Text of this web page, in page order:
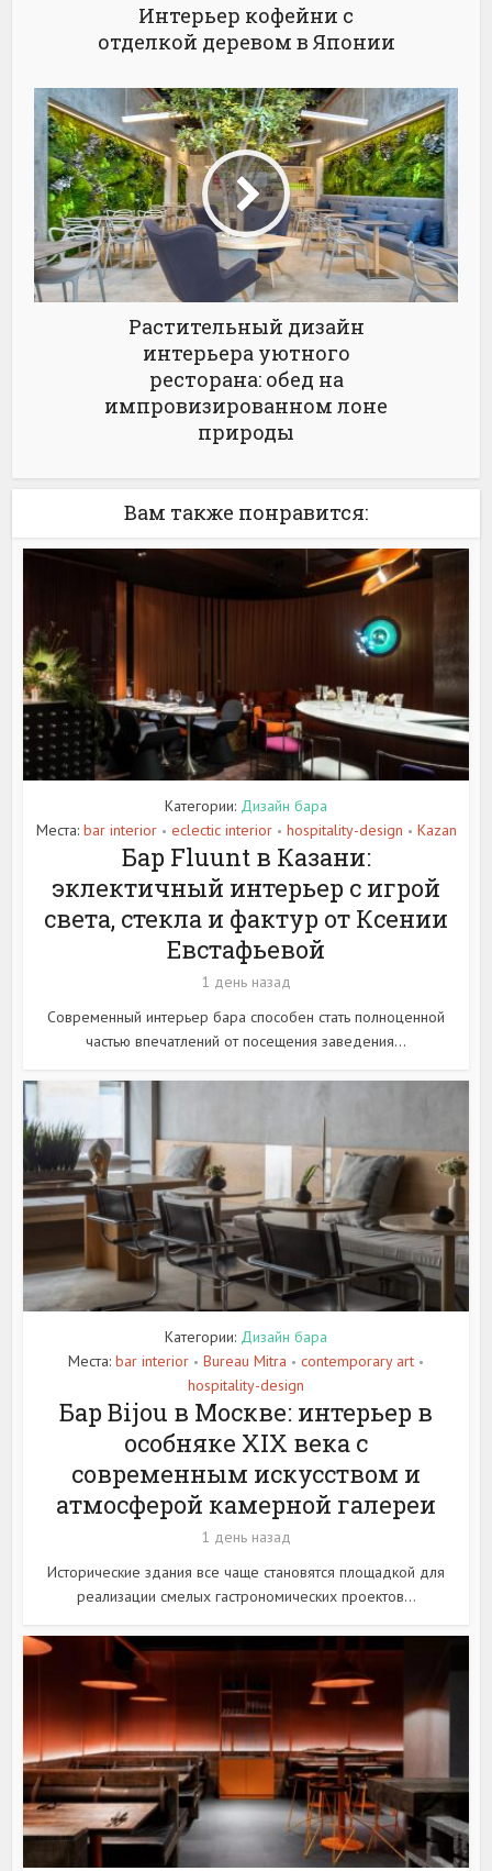
Интерьер кофейни с
отделкой деревом в Японии
Растительный дизайн
интерьера уютного
ресторана: обед на
импровизированном лоне
природы
Вам также понравится:
Категории: Дизайн бара
Места: bar interior • eclectic interior • hospitality-design • Kazan
Бар Fluunt в Казани:
эклектичный интерьер с игрой
света, стекла и фактур от Ксении
Евстафьевой
1 день назад
Современный интерьер бара способен стать полноценной
частью впечатлений от посещения заведения...
Категории: Дизайн бара
Места: bar interior • Bureau Mitra • contemporary art •
hospitality-design
Бар Bijou в Москве: интерьер в
особняке XIX века с
современным искусством и
атмосферой камерной галереи
1 день назад
Исторические здания все чаще становятся площадкой для
реализации смелых гастрономических проектов...